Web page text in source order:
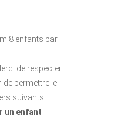
8 enfants par
de respecter
de permettre le
suivants.
un enfant